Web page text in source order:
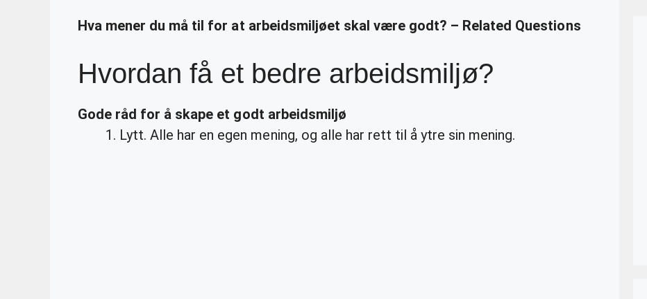
Hva mener du må til for at arbeidsmiljøet skal være godt? – Related Questions
Hvordan få et bedre arbeidsmiljø?
Gode råd for å skape et godt arbeidsmiljø
Lytt. Alle har en egen mening, og alle har rett til å ytre sin mening.